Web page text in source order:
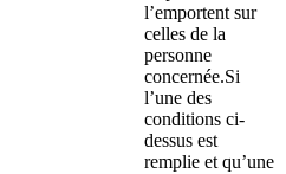
l’emportent sur
celles de la
personne
concernée.Si
l’une des
conditions ci-
dessus est
remplie et qu’une